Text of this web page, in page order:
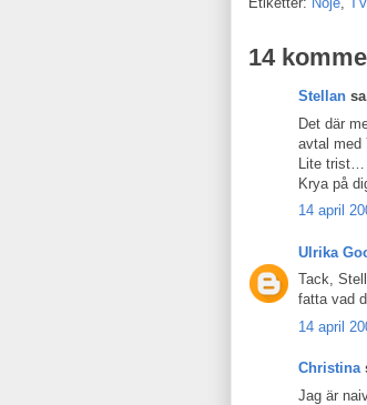
14
Stellan
Det där
avtal med
Lite trist…
Krya på
14 april
Ulrika
Tack,
fatta vad
14 april
Christina
Jag är